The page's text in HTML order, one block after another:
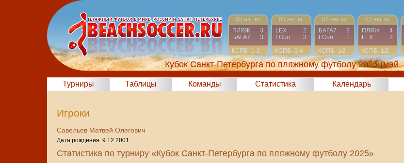
03 авг, вс
ПЛЯЖ
3
БАГА7
3
КСПБ
1-2
03 авг, вс
LEX
2
FGun
3
КСПБ 3-4
03 авг, вс
БАГА7
3
FGun
1
КСПБ
1/2
03 авг, вс
ПЛЯЖ
4
LEX
3
КСПБ
1/2
Кубок Санкт-Петербурга по пляжному футболу 2025 (май
Турниры Таблицы Команды Статистика Календарь
Игроки
Савельев Матвей Олегович
Дата рождения: 9.12.2001
Статистика по турниру «Кубок Санкт-Петербурга по пляжному футболу 2025»